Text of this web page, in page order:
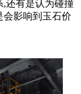
,还有是认为碰撞
会影响到玉石价